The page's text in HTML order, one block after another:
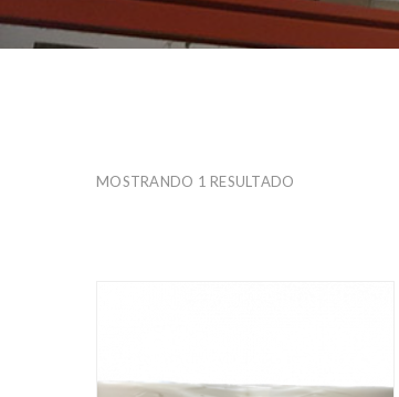
ERGOWELD
MOSTRANDO 1 RESULTADO